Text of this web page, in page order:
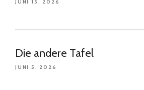
JUNI 15, 2026
Die andere Tafel
JUNI 5, 2026